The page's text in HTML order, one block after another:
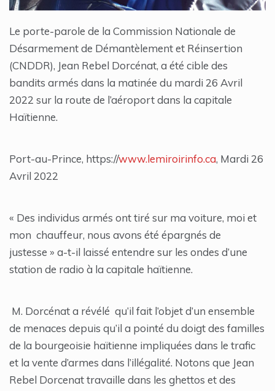
Le porte-parole de la Commission Nationale de
Désarmement de Démantèlement et Réinsertion
(CNDDR), Jean Rebel Dorcénat, a été cible des
bandits armés dans la matinée du mardi 26 Avril
2022 sur la route de l’aéroport dans la capitale
Haïtienne.
Port-au-Prince, https://www.lemiroirinfo.ca, Mardi 26
Avril 2022
« Des individus armés ont tiré sur ma voiture, moi et
mon chauffeur, nous avons été épargnés de
justesse » a-t-il laissé entendre sur les ondes d’une
station de radio à la capitale haïtienne.
M. Dorcénat a révélé qu’il fait l’objet d’un ensemble
de menaces depuis qu’il a pointé du doigt des familles
de la bourgeoisie haïtienne impliquées dans le trafic
et la vente d’armes dans l’illégalité. Notons que Jean
Rebel Dorcenat travaille dans les ghettos et des